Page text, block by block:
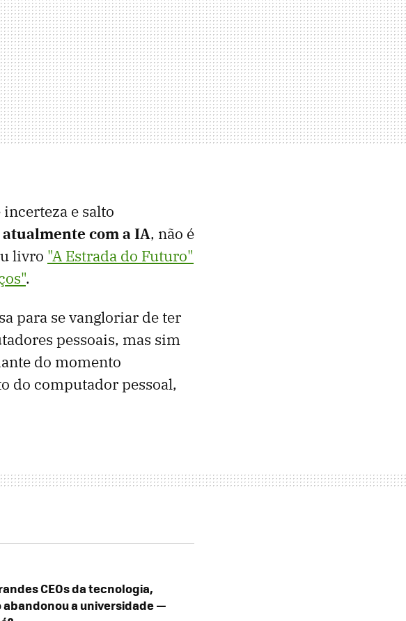
e salto
com a IA, não é
livro "A Estrada do Futuro"
.
para se vangloriar de ter
pessoais, mas sim
do momento
do computador pessoal,
CEOs da tecnologia,
abandonou a universidade —